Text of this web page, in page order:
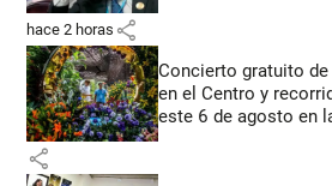
hace 2 horas share
Concierto gratuito
en el Centro y
este 6 de agosto en
share